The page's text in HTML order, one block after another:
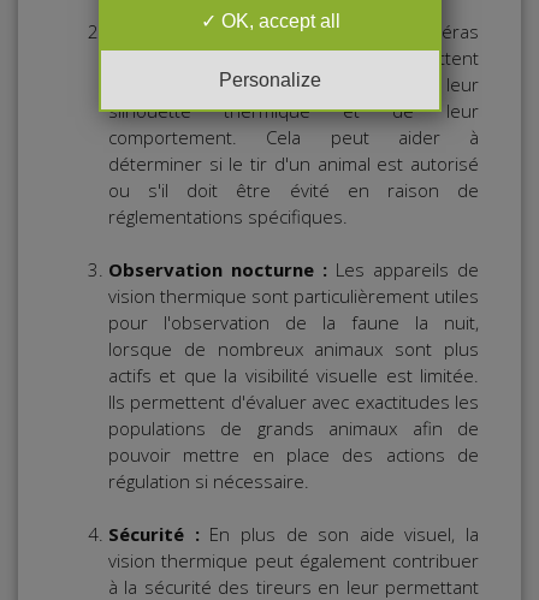
Identification des animaux :
Les caméras
thermiques infrarouge permettent
d'identifier les animaux en fonction de leur
silhouette thermique et de leur
comportement. Cela peut aider à
déterminer si le tir d'un animal est autorisé
ou s'il doit être évité en raison de
réglementations spécifiques.
Observation nocturne : Les appareils de
vision thermique sont particulièrement utiles
pour l'observation de la faune la nuit,
lorsque de nombreux animaux sont plus
actifs et que la visibilité visuelle est limitée.
Ils permettent d'évaluer avec exactitudes les
populations de grands animaux afin de
pouvoir mettre en place des actions de
régulation si nécessaire.
Sécurité : En plus de son aide visuel, la
vision thermique peut également contribuer
à la sécurité des tireurs en leur permettant
OK, accept all
Personalize